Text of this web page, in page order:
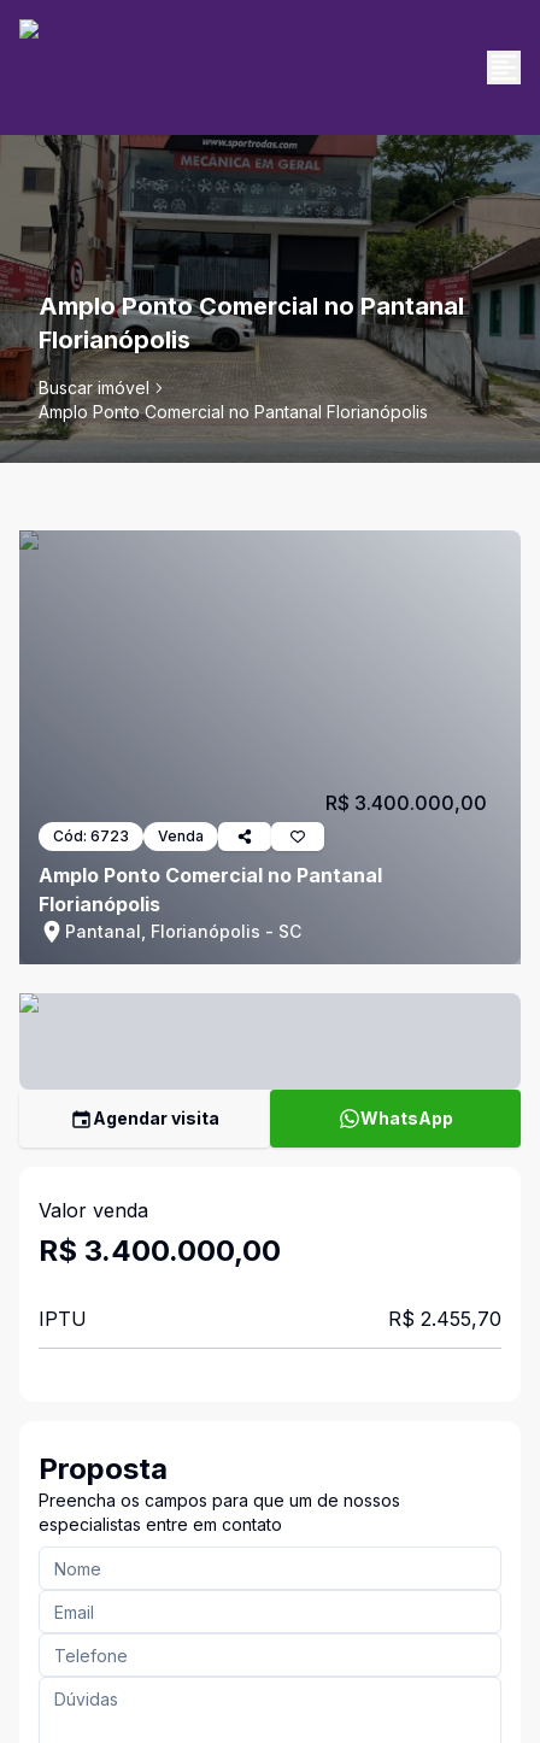
Amplo Ponto Comercial no Pantanal
Florianópolis
Buscar imóvel
Amplo Ponto Comercial no Pantanal Florianópolis
Cód: 6723 Venda
Amplo Ponto Comercial no Pantanal
Florianópolis
Pantanal, Florianópolis - SC
R$ 3.400.000,00
Agendar visita WhatsApp
Valor venda
R$ 3.400.000,00
IPTU R$ 2.455,70
Proposta
Preencha os campos para que um de nossos
especialistas entre em contato